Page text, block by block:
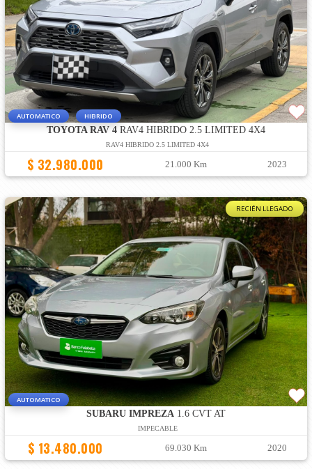
AUTOMATICO HIBRIDO
TOYOTA RAV 4RAV4 HIBRIDO 2.5 LIMITED 4X4
RAV4 HIBRIDO 2.5 LIMITED 4X4
$ 32.980.000 21.000 Km 2023
RECIÉN LLEGADO
AUTOMATICO
SUBARU IMPREZA1.6 CVT AT
IMPECABLE
$ 13.480.000 69.030 Km 2020